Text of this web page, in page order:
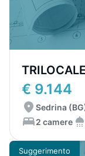
€ 9.144
Sedrina
2 camere
Suggerimento